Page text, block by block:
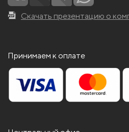
Скачать презентацию о
Принимаем к оплате